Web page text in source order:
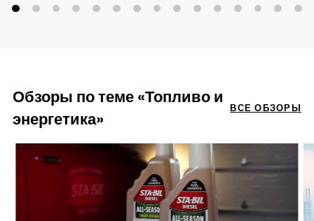
Обзоры по теме «Топливо и
энергетика»
ВСЕ ОБЗОРЫ